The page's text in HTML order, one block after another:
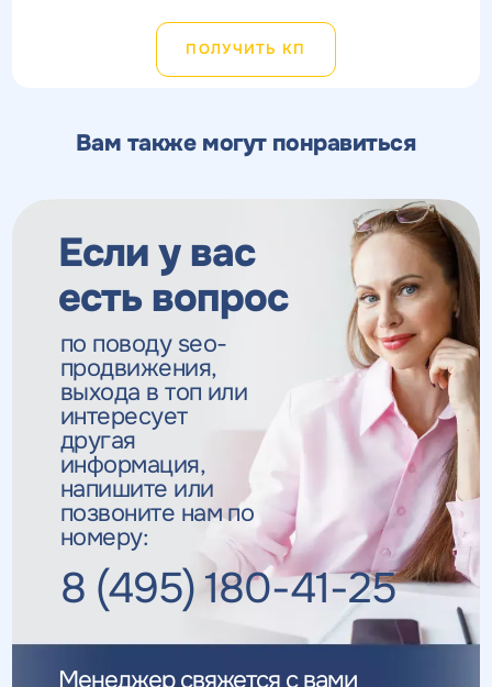
ПОЛУЧИТЬ КП
Вам также могут понравиться
Если у вас
есть вопрос
по поводу seo-
продвижения,
выхода в топ или
интересует
другая
информация,
напишите или
позвоните нам по
номеру:
8 (495) 180-41-25
Менеджер свяжется с вами